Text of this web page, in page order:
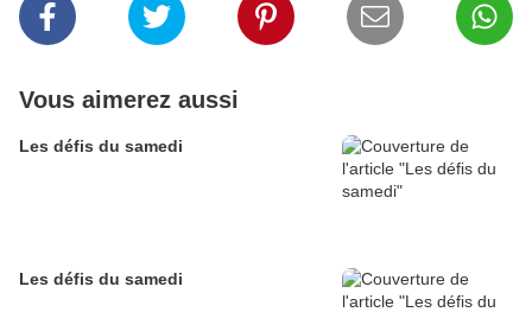
Vous aimerez aussi
Les défis du samedi
Les défis du samedi